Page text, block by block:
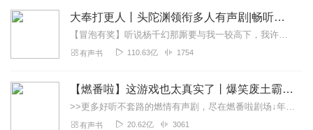
大奉打更人丨头陀渊领衔多人有声剧|畅听全集|王鹤棣、田曦薇主演影视剧原著|卖报小郎君
【冒泡有奖】听说杨千幻那厮要与我一较高下，我许七安要开始装叉了！快进入声音播放页戳下方输入框，冒个泡偷偷告诉我，我要用哪些诗词才能胜过他？说得好的，有赏！202...
有声书 110.63亿 1754
【燃番啦】这游戏也太真实了丨爆笑废土霸榜神作丨紫襟剧社制作
>>更多好听不套路的燃情有声剧，尽在燃番啦剧场↓年度重磅推荐本专辑为VIP免费专辑每天上午10点5集更新，订阅可以听到最新内容哦！每周抽一个专辑五星优质评论送...
有声书 20.62亿 3061